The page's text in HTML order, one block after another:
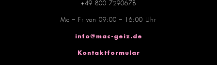
+49 800 7290678
Mo – Fr von 09:00 – 16:00 Uhr
info@mac-geiz.de
Kontaktformular